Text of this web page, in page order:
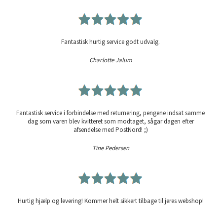
Fantastisk hurtig service godt udvalg.
Charlotte Jalum
Fantastisk service i forbindelse med returnering, pengene indsat samme
dag som varen blev kvitteret som modtaget, sågar dagen efter
afsendelse med PostNord! ;)
Tine Pedersen
Hurtig hjælp og levering! Kommer helt sikkert tilbage til jeres webshop!